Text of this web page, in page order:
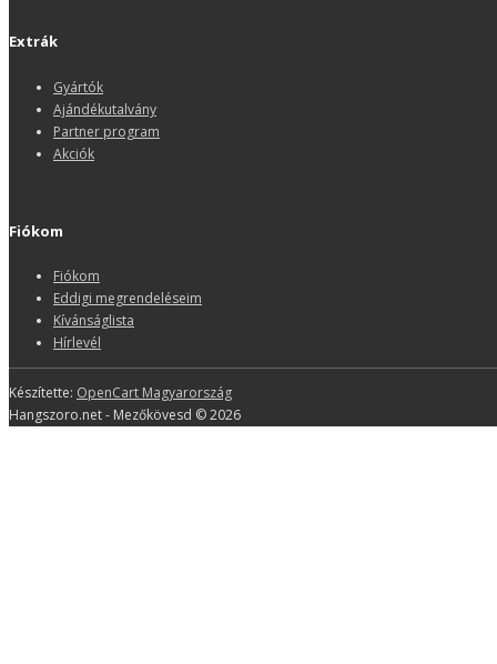
Extrák
Gyártók
Ajándékutalvány
Partner program
Akciók
Fiókom
Fiókom
Eddigi megrendeléseim
Kívánságlista
Hírlevél
Készítette: OpenCart Magyarország
Hangszoro.net - Mezőkövesd © 2026